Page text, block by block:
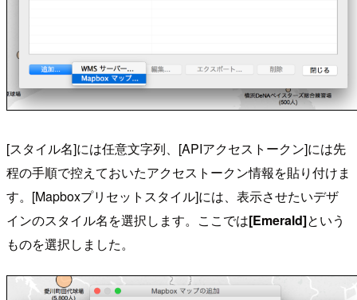
[スタイル名]には任意文字列、[APIアクセストークン]には先
程の手順で控えておいたアクセストークン情報を貼り付けま
す。[Mapboxプリセットスタイル]には、表示させたいデザ
インのスタイル名を選択します。ここでは[Emerald]という
ものを選択しました。